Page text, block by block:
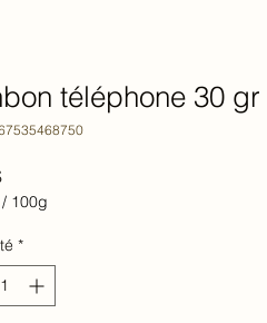
téléphone 30 gr
Prix
/ 100g
*